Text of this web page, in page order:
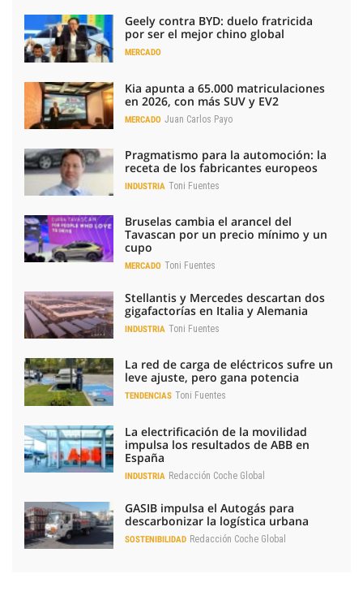
Geely contra BYD: duelo fratricida
por ser el mejor chino global
MERCADO
Kia apunta a 65.000 matriculaciones
en 2026, con más SUV y EV2
MERCADO Juan Carlos Payo
Pragmatismo para la automoción: la
receta de los fabricantes europeos
INDUSTRIA Toni Fuentes
Bruselas cambia el arancel del
Tavascan por un precio mínimo y un
cupo
MERCADO Toni Fuentes
Stellantis y Mercedes descartan dos
gigafactorías en Italia y Alemania
INDUSTRIA Toni Fuentes
La red de carga de eléctricos sufre un
leve ajuste, pero gana potencia
TENDENCIAS Toni Fuentes
La electrificación de la movilidad
impulsa los resultados de ABB en
España
INDUSTRIA Redacción Coche Global
GASIB impulsa el Autogás para
descarbonizar la logística urbana
SOSTENIBILIDAD Redacción Coche Global